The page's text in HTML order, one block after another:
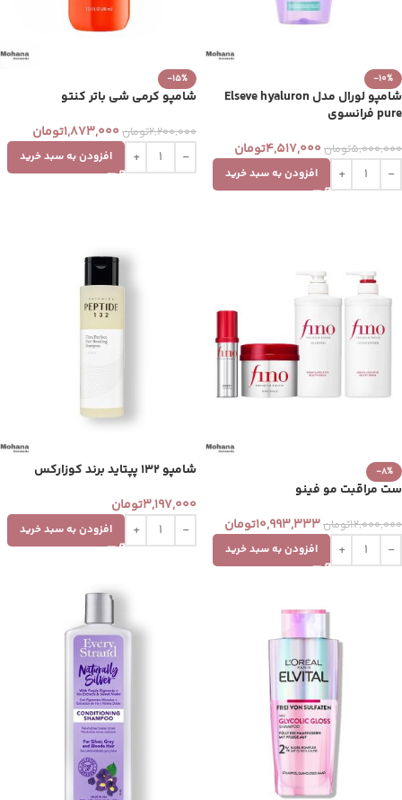
-10%
شامپو لورال مدل Elseve hyaluron
pure فرانسوی
5,000,000تومان 4,517,000تومان
افزودن به سبد خرید
-15%
شامپو کرمی شی باتر کنتو
2,200,000تومان 1,873,000تومان
افزودن به سبد خرید
-8%
ست مراقبت مو فینو
12,000,000تومان10,993,333تومان
افزودن به سبد خرید
شامپو 132 پپتاید برند کوزارکس
3,197,000تومان
افزودن به سبد خرید